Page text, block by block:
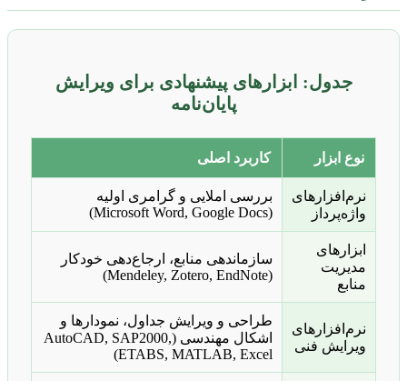
جدول: ابزارهای پیشنهادی برای ویرایش
پایان‌نامه
نوع ابزار کاربرد اصلی
نرم‌افزارهای
واژه‌پرداز
بررسی املایی و گرامری اولیه
(Microsoft Word, Google Docs)
ابزارهای
مدیریت
منابع
سازماندهی منابع، ارجاع‌دهی خودکار
(Mendeley, Zotero, EndNote)
نرم‌افزارهای
ویرایش فنی
طراحی و ویرایش جداول، نمودارها و
اشکال مهندسی (AutoCAD, SAP2000,
ETABS, MATLAB, Excel)